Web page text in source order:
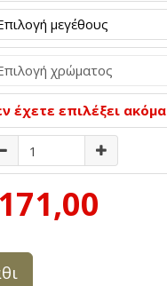
μεγέθους
χρώματος
έχετε επιλέξει ακόμα
171,00